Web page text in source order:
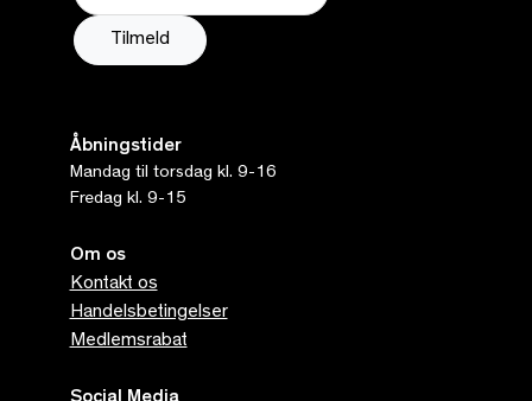
Åbningstider
Mandag til torsdag kl. 9-16
Fredag kl. 9-15
Om os
Kontakt os
Handelsbetingelser
Medlemsrabat